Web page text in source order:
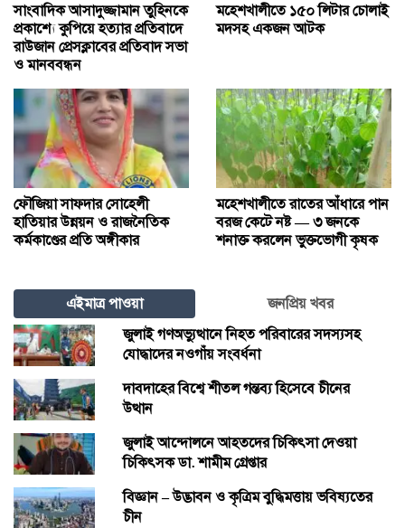
সাংবাদিক আসাদুজ্জামান তুহিনকে
প্রকাশ্যে কুপিয়ে হত্যার প্রতিবাদে
রাউজান প্রেসক্লাবের প্রতিবাদ সভা
ও মানববন্ধন
মহেশখালীতে ১৫০ লিটার চোলাই
মদসহ একজন আটক
ফৌজিয়া সাফদার সোহেলী
হাতিয়ার উন্নয়ন ও রাজনৈতিক
কর্মকাণ্ডের প্রতি অঙ্গীকার
মহেশখালীতে রাতের আঁধারে পান
বরজ কেটে নষ্ট — ৩ জনকে
শনাক্ত করলেন ভুক্তভোগী কৃষক
এইমাত্র পাওয়া
জনপ্রিয় খবর
জুলাই গণঅভ্যুত্থানে নিহত পরিবারের সদস্যসহ
যোদ্ধাদের নওগাঁয় সংবর্ধনা
দাবদাহের বিশ্বে শীতল গন্তব্য হিসেবে চীনের
উত্থান
জুলাই আন্দোলনে আহতদের চিকিৎসা দেওয়া
চিকিৎসক ডা. শামীম গ্রেপ্তার
বিজ্ঞান – উদ্ভাবন ও কৃত্রিম বুদ্ধিমত্তায় ভবিষ্যতের
চীন